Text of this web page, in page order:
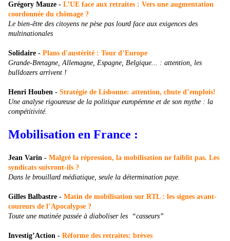
Grégory Mauze - L’UE face aux retraites : Vers une augmentation
coordonnée du chômage ?
Le bien-être des citoyens ne pèse pas lourd face aux exigences des
multinationales
Solidaire - Plans d'austérité : Tour d’Europe
Grande-Bretagne, Allemagne, Espagne, Belgique... : attention, les
bulldozers arrivent !
Henri Houben - Stratégie de Lisbonne: attention, chute d’emplois!
Une analyse rigoureuse de la politique européenne et de son mythe : la
compétitivité.
Mobilisation en France :
Jean Varin - Malgré la répression, la mobilisation ne faiblit pas. Les
syndicats suivront-ils ?
Dans le brouillard médiatique, seule la détermination paye.
Gilles Balbastre - Matin de mobilisation sur RTL : les signes avant-
coureurs de l’Apocalypse ?
Toute une matinée passée à diaboliser les “casseurs”
Investig’Action - Réforme des retraites: brèves